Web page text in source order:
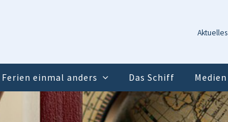
Aktuelles
Ferien einmal anders Das Schiff Medien